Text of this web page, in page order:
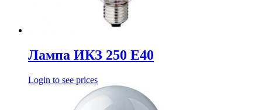
Лампа ИКЗ 250 Е40
Login to see prices